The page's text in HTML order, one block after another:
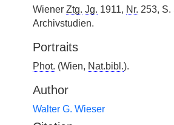
Wiener Ztg. Jg. 1911, Nr. 253, S.
Archivstudien.
Portraits
Phot. (Wien, Nat.bibl.).
Author
Walter G. Wieser